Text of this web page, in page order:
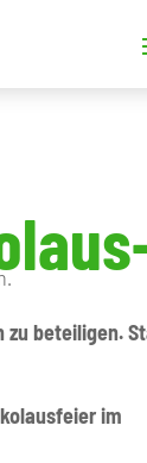
zu beteiligen.
im